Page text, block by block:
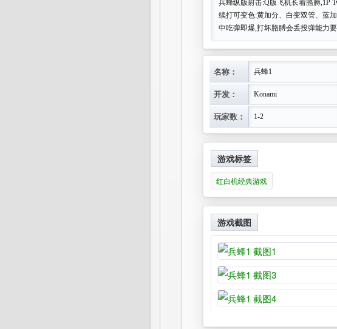
兵蜂纵版射击:Q版飞机长着胳膊,1P
续打可变色:黄加分、白变双管、蓝
中吃弹即爆,打坏胳膊会丢投弹能力
名称： 兵蜂1
开发： Konami
玩家数： 1-2
游戏标签
红白机经典游戏
游戏截图